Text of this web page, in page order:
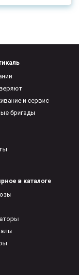
и сервис
бригады
в каталоге